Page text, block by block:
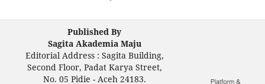
Published By
Sagita Akademia Maju
Editorial Address : Sagita Building,
Second Floor, Padat Karya Street,
No. 05 Pidie - Aceh 24183.